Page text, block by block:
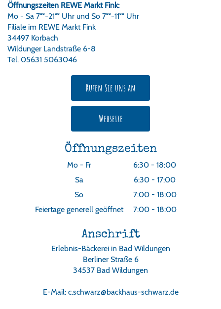
Öffnungszeiten REWE Markt Fink:
Mo - Sa 7°°-21°° Uhr und So 7°°-11°° Uhr
Filiale im REWE Markt Fink
34497 Korbach
Wildunger Landstraße 6-8
Tel. 05631 5063046
Rufen Sie uns an
Webseite
Öffnungszeiten
Mo - Fr
6:30 - 18:00
Sa
6:30 - 17:00
So
7:00 - 18:00
Feiertage generell geöffnet
7:00 - 18:00
Anschrift
Erlebnis-Bäckerei in Bad Wildungen
Berliner Straße 6
34537 Bad Wildungen
E-Mail: c.schwarz@backhaus-schwarz.de